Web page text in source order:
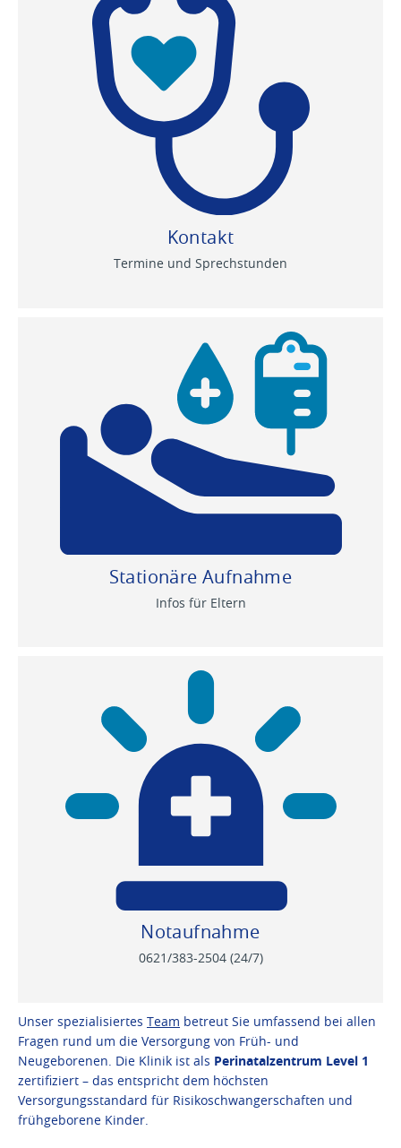
Kontakt
Termine und Sprechstunden
Stationäre Aufnahme
Infos für Eltern
Notaufnahme
0621/383-2504(24/7)
Unser spezialisiertes Team betreut Sie umfassend bei allen
Fragen rund um die Versorgung von Früh- und
Neugeborenen. Die Klinik ist als Perinatalzentrum Level 1
zertifiziert – das entspricht dem höchsten
Versorgungsstandard für Risikoschwangerschaften und
frühgeborene Kinder.